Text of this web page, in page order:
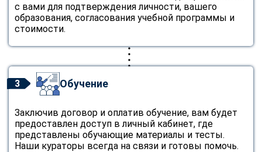
с вами для подтверждения личности, вашего
образования, согласования учебной программы и
стоимости.
3 Обучение
Заключив договор и оплатив обучение, вам будет
предоставлен доступ в личный кабинет, где
представлены обучающие материалы и тесты.
Наши кураторы всегда на связи и готовы помочь.